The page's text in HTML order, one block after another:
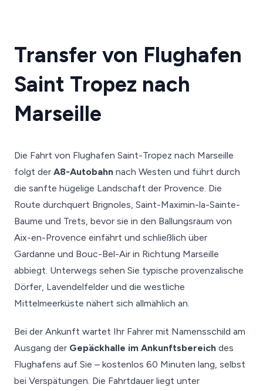
Transfer von Flughafen
Saint Tropez nach
Marseille
Die Fahrt von Flughafen Saint-Tropez nach Marseille
folgt der A8-Autobahn nach Westen und führt durch
die sanfte hügelige Landschaft der Provence. Die
Route durchquert Brignoles, Saint-Maximin-la-Sainte-
Baume und Trets, bevor sie in den Ballungsraum von
Aix-en-Provence einfährt und schließlich über
Gardanne und Bouc-Bel-Air in Richtung Marseille
abbiegt. Unterwegs sehen Sie typische provenzalische
Dörfer, Lavendelfelder und die westliche
Mittelmeerküste nähert sich allmählich an.
Bei der Ankunft wartet Ihr Fahrer mit Namensschild am
Ausgang der Gepäckhalle im Ankunftsbereich des
Flughafens auf Sie – kostenlos 60 Minuten lang, selbst
bei Verspätungen. Die Fahrtdauer liegt unter